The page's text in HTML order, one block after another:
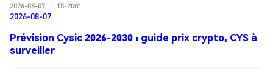
2026-08-07
15-20m
2026-08-07
Prévision Cysic 2026-2030 : guide prix crypto, CYS à
surveiller